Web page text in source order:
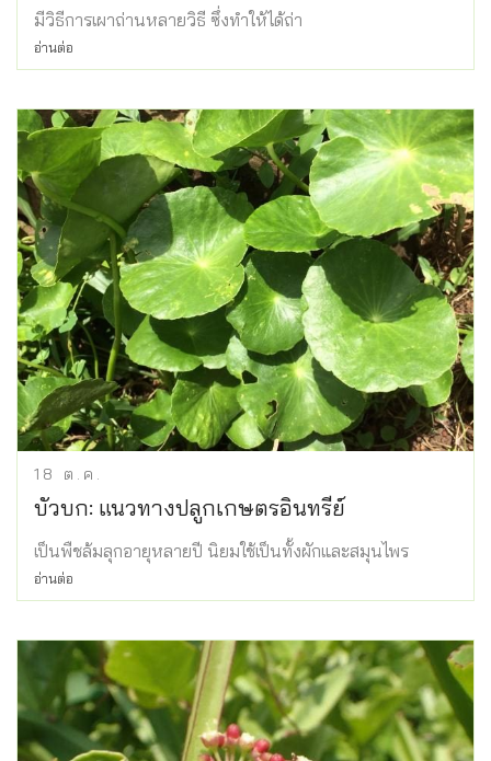
มีวิธีการเผาถ่านหลายวิธี ซึ่งทำให้ได้ถ่า
อ่านต่อ
18 ต.ค.
บัวบก: แนวทางปลูกเกษตรอินทรีย์
เป็นพืชล้มลุกอายุหลายปี นิยมใช้เป็นทั้งผักและสมุนไพร
อ่านต่อ